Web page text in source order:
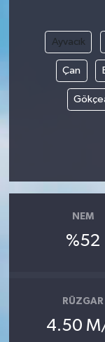
Ayvacık
Çan
NEM
%52
RÜZGAR
4.50